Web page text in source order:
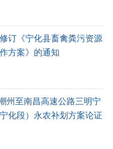
订《宁化县畜禽粪污资源
方案》的通知
州至南昌高速公路三明宁
化段）永农补划方案论证